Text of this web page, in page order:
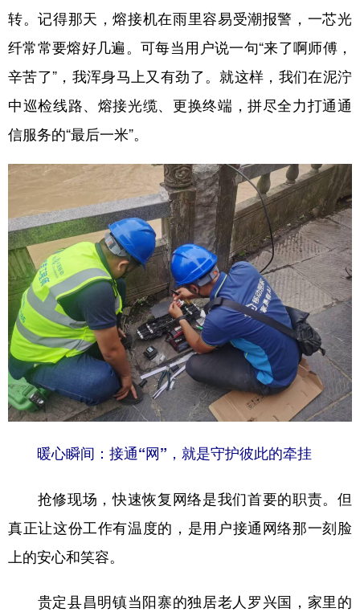
转。记得那天，熔接机在雨里容易受潮报警，一芯光
纤常常要熔好几遍。可每当用户说一句“来了啊师傅，
辛苦了”，我浑身马上又有劲了。就这样，我们在泥泞
中巡检线路、熔接光缆、更换终端，拼尽全力打通通
信服务的“最后一米”。
暖心瞬间：接通“网”，就是守护彼此的牵挂
抢修现场，快速恢复网络是我们首要的职责。但
真正让这份工作有温度的，是用户接通网络那一刻脸
上的安心和笑容。
贵定县昌明镇当阳寨的独居老人罗兴国，家里的